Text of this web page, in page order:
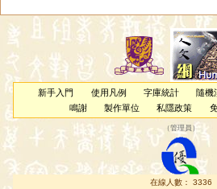
新手入門 使用凡例 字庫統計 隨機
鳴謝
製作單位 私隱政策
（管理員 ）
在線人數： 3336